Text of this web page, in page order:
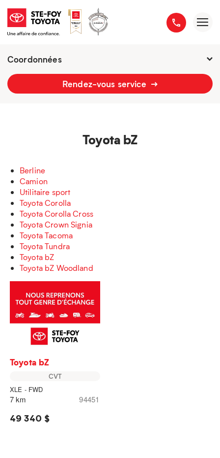
Coordonnées
Fermé : Ouverture-
Rendez-vous service
Toyota bZ
Berline
Camion
Utilitaire sport
Toyota Corolla
Toyota Corolla Cross
Toyota Crown Signia
Toyota Tacoma
Toyota Tundra
Toyota bZ
Toyota bZ Woodland
Toyota bZ
CVT
XLE - FWD
7 km 94451
49 340 $